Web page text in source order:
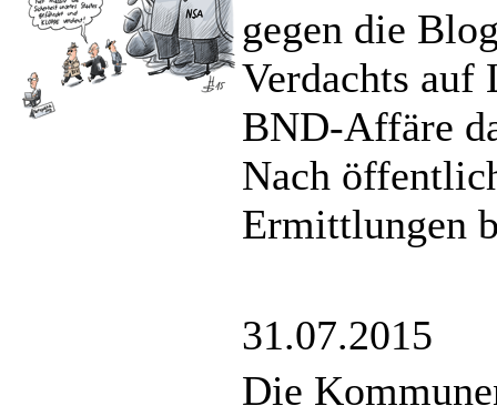
gegen die
Verdachts auf
BND-Affäre
Nach
Ermittlungen
31.07.2015
Die